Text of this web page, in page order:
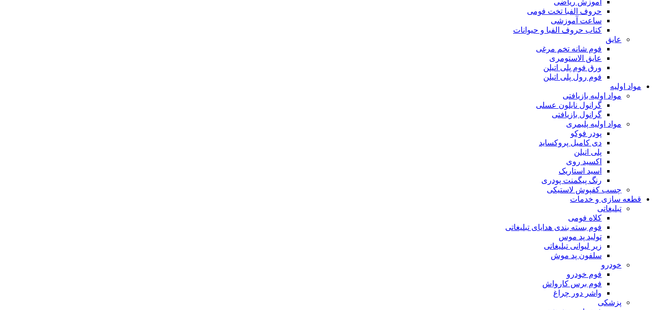
حروف الفبا تخت فومی
ساعت آموزشی
کتاب حروف الفبا و حیوانات
عایق
فوم شانه تخم مرغی
عایق الاستومری
ورق فوم پلی اتیلن
فوم رول پلی اتیلن
مواد اولیه
مواد اولیه بازیافتی
گرانول نایلون عسلی
گرانول بازیافتی
مواد اولیه پلیمری
پودر فوکو
دی کامیل پروکساید
پلی اتیلن
اکسید روی
اسید استاریک
رنگ پیگمنت پودری
چسب کفپوش لاستیکی
قطعه سازی و خدمات
تبلیغاتی
کلاه فومی
فوم بسته بندی هدایای تبلیغاتی
تولید پد موس
زیر لیوانی تبلیغاتی
سلفون پد موش
خودرو
فوم خودرو
فوم برس کارواش
واشر دور چراغ
پزشکی